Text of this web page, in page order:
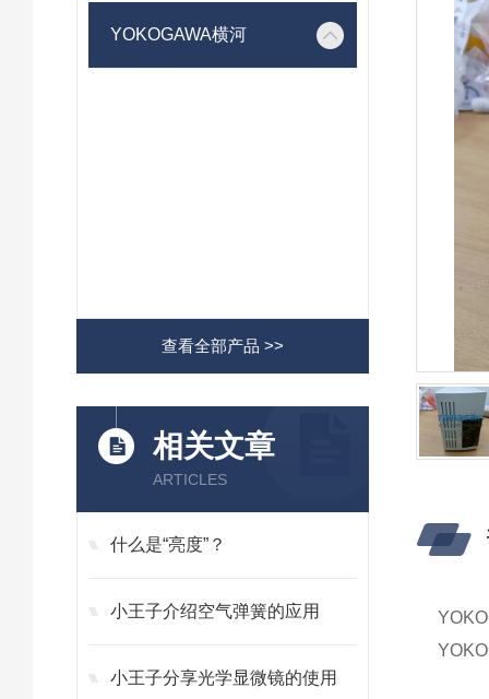
YOKOGAWA横河
查看全部产品 >>
相关文章
ARTICLES
什么是“亮度”？
小王子介绍空气弹簧的应用
小王子分享光学显微镜的使用